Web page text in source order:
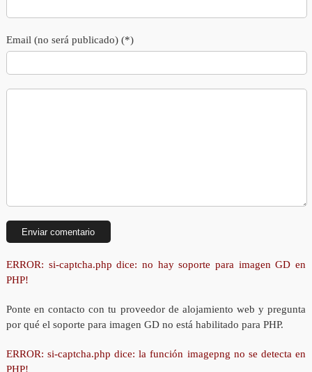
Email (no será publicado) (*)
ERROR: si-captcha.php dice: no hay soporte para imagen GD en
PHP!
Ponte en contacto con tu proveedor de alojamiento web y pregunta
por qué el soporte para imagen GD no está habilitado para PHP.
ERROR: si-captcha.php dice: la función imagepng no se detecta en
PHP!